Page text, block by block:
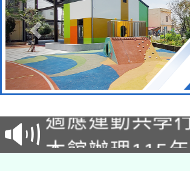
本校115學年
招甄選結果公
招)
適應運動共學
本館辦理115